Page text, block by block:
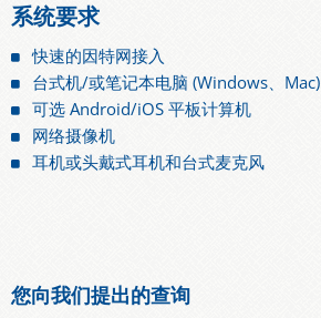
系统要求
快速的因特网接入
台式机/或笔记本电脑 (Windows、Mac)
可选 Android/iOS 平板计算机
网络摄像机
耳机或头戴式耳机和台式麦克风
您向我们提出的查询